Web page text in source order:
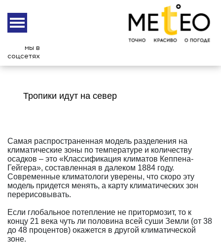
мы в
соцсетях
Тропики идут на север
Самая распространенная модель разделения на
климатические зоны по температуре и количеству
осадков – это «Классификация климатов Кеппена-
Гейгера», составленная в далеком 1884 году.
Современные климатологи уверены, что скоро эту
модель придется менять, а карту климатических зон
перерисовывать.
Если глобальное потепление не притормозит, то к
концу 21 века чуть ли половина всей суши Земли (от 38
до 48 процентов) окажется в другой климатической
зоне.